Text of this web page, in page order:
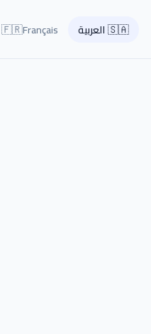
🇸🇦العربية 🇫🇷Français